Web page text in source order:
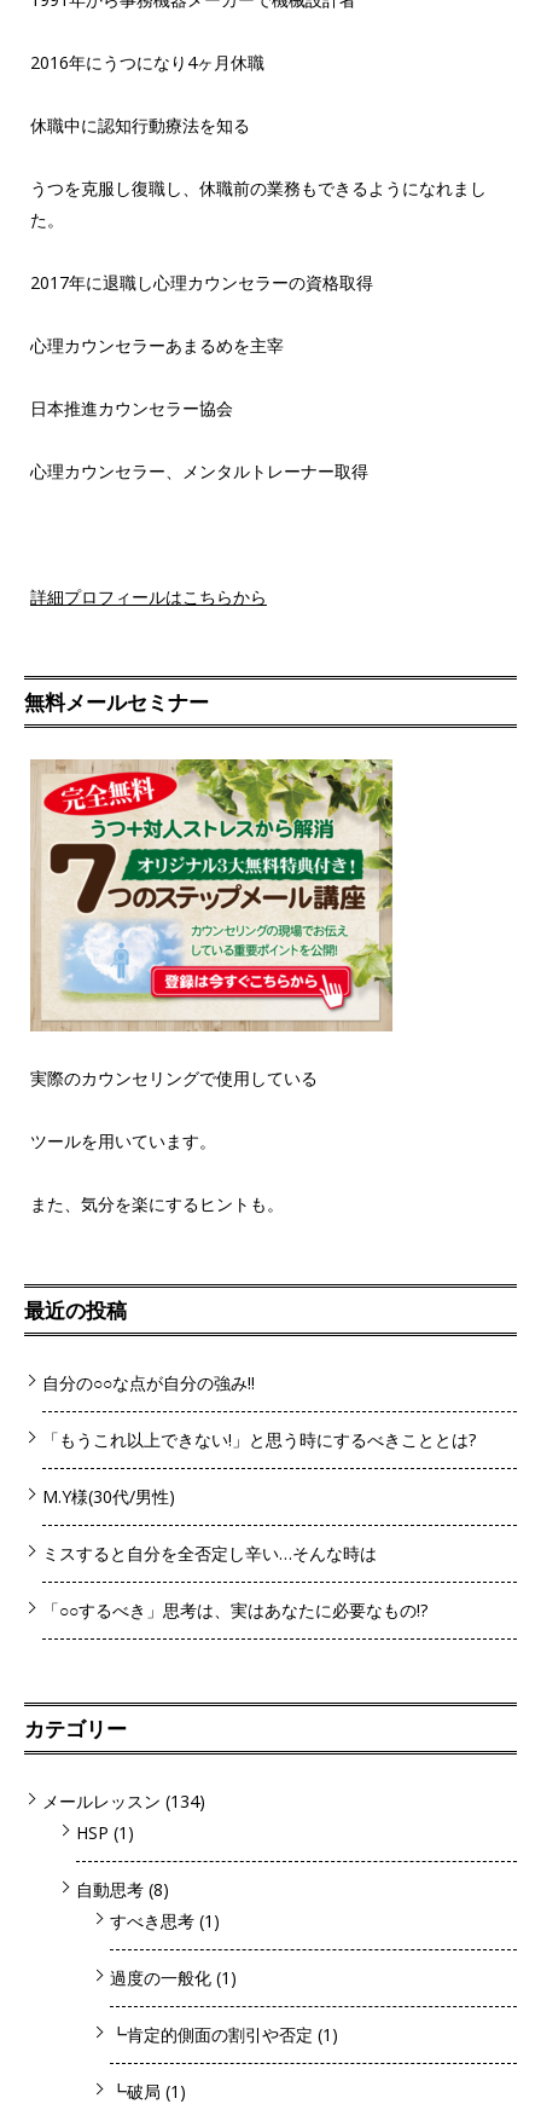
2016年にうつになり4ヶ月休職
休職中に認知行動療法を知る
うつを克服し復職し、休職前の業務もできるようになれまし
た。
2017年に退職し心理カウンセラーの資格取得
心理カウンセラーあまるめを主宰
日本推進カウンセラー協会
心理カウンセラー、メンタルトレーナー取得
詳細プロフィールはこちらから
無料メールセミナー
実際のカウンセリングで使用している
ツールを用いています。
また、気分を楽にするヒントも。
最近の投稿
自分の○○な点が自分の強み!!
「もうこれ以上できない!」と思う時にするべきこととは?
M.Y様(30代/男性)
ミスすると自分を全否定し辛い…そんな時は
「○○するべき」思考は、実はあなたに必要なもの!?
カテゴリー
メールレッスン (134)
HSP (1)
自動思考 (8)
すべき思考 (1)
過度の一般化 (1)
┗肯定的側面の割引や否定 (1)
┗破局 (1)